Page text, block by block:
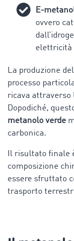
E-
ovvero
elettricità
La produzione
processo
ricava attraverso
Dopodiché,
metanolo verde
carbonica.
Il risultato finale
composizione
essere sfruttato
trasporto